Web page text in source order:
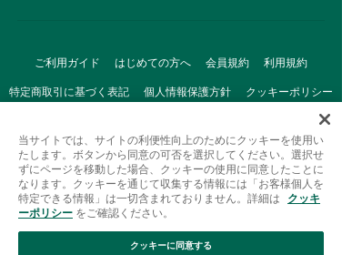
ご利用ガイド はじめての方へ 会員規約 利用規約
特定商取引に基づく表記 個人情報保護方針 クッキーポリシー
当サイトでは、サイトの利便性向上のためにクッキーを使用い
たします。ボタンから同意の可否を選択してください。選択せ
ずにページを移動した場合、クッキーの使用に同意したことに
なります。クッキーを通じて収集する情報には「お客様個人を
特定できる情報」は一切含まれておりません。詳細は
クッキ
ーポリシー をご確認ください。
クッキーに同意する